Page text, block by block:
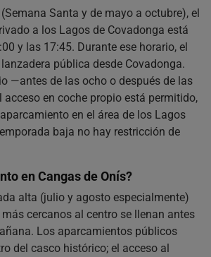
Santa y de mayo a octubre), el
a los Lagos de Covadonga está
y las 17:45. Durante ese horario, el
pública desde Covadonga.
—antes de las ocho o después de las
en coche propio está permitido,
en el área de los Lagos
baja no hay restricción de
en Cangas de Onís?
alta (julio y agosto especialmente)
cercanos al centro se llenan antes
Los aparcamientos públicos
del casco histórico; el acceso al